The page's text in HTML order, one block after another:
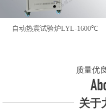
自动热震试验炉LYL-1600℃
质量优
关于